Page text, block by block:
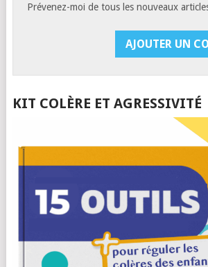
Prévenez-moi de tous les nouveaux
KIT COLÈRE ET AGRESSIVITÉ